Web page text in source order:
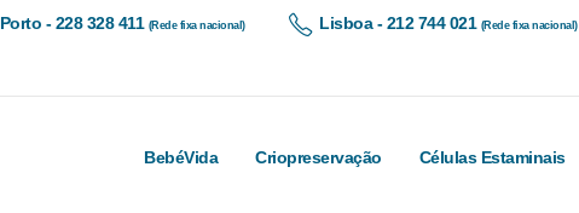
Porto - 228 328 411 (Rede fixa nacional) Lisboa - 212 744 021 (Rede fixa nacional)
BebéVida Criopreservação Células Estaminais